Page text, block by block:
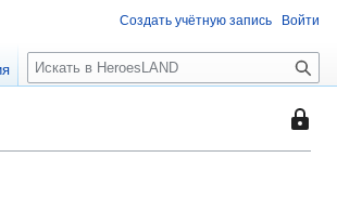
Эта
Создать учётную запись Войти
П
о
к